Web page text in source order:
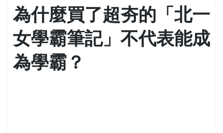
為什麼買了超夯的「北一
女學霸筆記」不代表能成
為學霸？